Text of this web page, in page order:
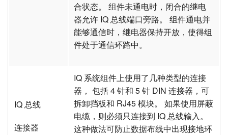
合状态。 组件未通电时，闭合的继电
器允许 IQ 总线端口旁路。 组件通电并
能够通信时，继电器保持开放，使得组
件处于通信环路中。
IQ 总线
连接器
IQ 系统组件上使用了几种类型的连接
器， 包括 4 针和 5 针 DIN 连接器，可
拆卸挡板和 RJ45 模块。 如果使用屏蔽
电缆，则必须只连接到 IQ 总线输入。
这种做法可防止数据布线中出现接地环